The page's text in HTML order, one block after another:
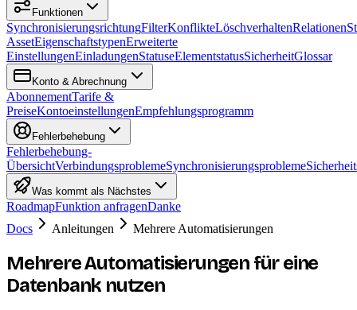
Funktionen
SynchronisierungsrichtungFilterKonflikteLöschverhaltenRelationen
AssetEigenschaftstypenErweiterte
EinstellungenEinladungenStatuseElementstatusSicherheitGlossar
Konto & Abrechnung
AbonnementTarife &
PreiseKontoeinstellungenEmpfehlungsprogramm
Fehlerbehebung
Fehlerbehebung-
ÜbersichtVerbindungsproblemeSynchronisierungsprobleme
Was kommt als Nächstes
RoadmapFunktion anfragenDanke
Docs
Anleitungen Mehrere Automatisierungen
Mehrere Automatisierungen für eine
Datenbank nutzen